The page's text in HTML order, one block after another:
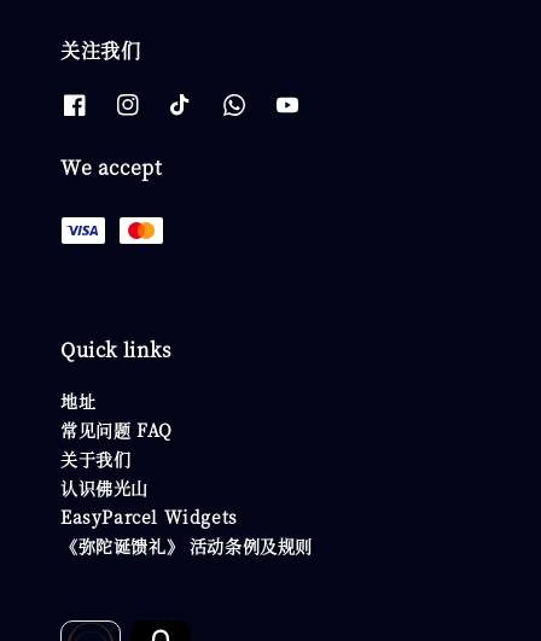
关注我们
We accept
Quick links
地址
常见问题 FAQ
关于我们
认识佛光山
EasyParcel Widgets
《弥陀诞馈礼》 活动条例及规则